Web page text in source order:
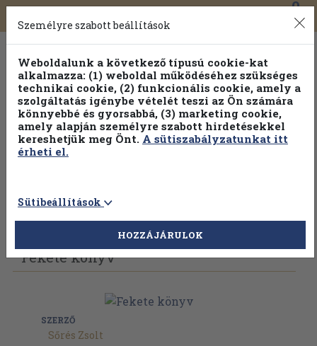
Toggle
navigation
0
Válogasson több mint 30 000 kötet közül
Hobbi témakörökben20% kedvezménnyel!
Vissza az előző oldalra Válasszon példányt
Fekete könyv
SZERZŐ
Sőrés Zsolt
Személyre szabott beállítások
Weboldalunk a következő típusú cookie-kat
alkalmazza: (1) weboldal működéséhez szükséges
technikai cookie, (2) funkcionális cookie, amely a
szolgáltatás igénybe vételét teszi az Ön számára
könnyebbé és gyorsabbá, (3) marketing cookie,
amely alapján személyre szabott hirdetésekkel
kereshetjük meg Önt. A sütiszabályzatunkat itt
érheti el.
Sütibeállítások
HOZZÁJÁRULOK